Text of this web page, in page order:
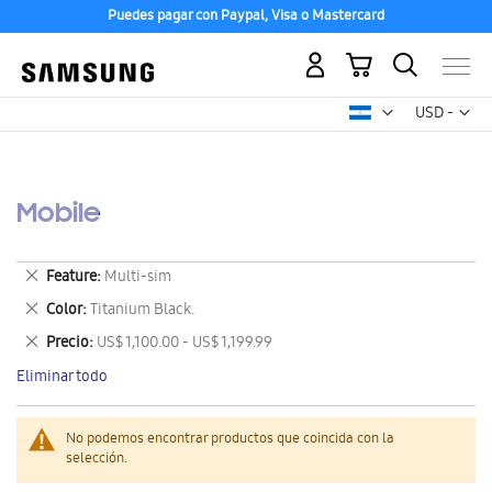
Puedes pagar con Paypal, Visa o Mastercard
USD -
dólar
Mi carrito
Mobile
No podemos encontrar productos que coincida con la
selección.
Feature Multi-sim
Eliminar
este
artículo
Color Titanium Black.
Eliminar
este
artículo
Precio US$ 1,100.00 - US$ 1,199.99
Eliminar
este
artículo
Eliminar todo